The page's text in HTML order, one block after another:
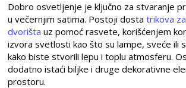
Dobro osvetljenje je ključno za stvaranje
u večernjim satima. Postoji dostatrikova
dvorišta uz pomoć rasvete, korišćenjem
izvora svetlosti kao što su lampe, sveće ili
kako biste stvorili lepu i toplu atmosferu.
dodatno istaći biljke i druge dekorativne
prostoru.